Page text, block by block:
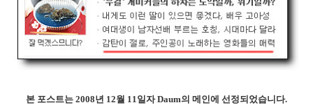
본 포스트는 2008년 12월 11일자 Daum의 메인에 선정되었습니다.